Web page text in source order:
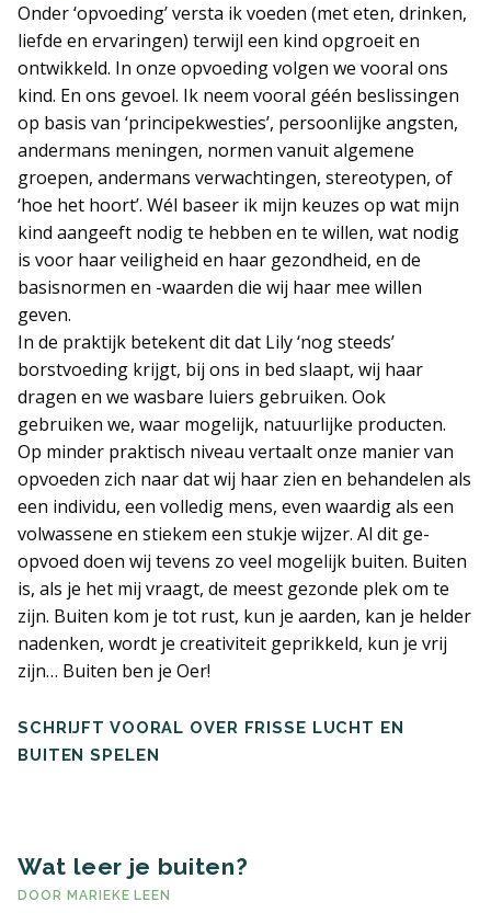
Onder ‘opvoeding’ versta ik voeden (met eten, drinken,
liefde en ervaringen) terwijl een kind opgroeit en
ontwikkeld. In onze opvoeding volgen we vooral ons
kind. En ons gevoel. Ik neem vooral géén beslissingen
op basis van ‘principekwesties’, persoonlijke angsten,
andermans meningen, normen vanuit algemene
groepen, andermans verwachtingen, stereotypen, of
‘hoe het hoort’. Wél baseer ik mijn keuzes op wat mijn
kind aangeeft nodig te hebben en te willen, wat nodig
is voor haar veiligheid en haar gezondheid, en de
basisnormen en -waarden die wij haar mee willen
geven.
In de praktijk betekent dit dat Lily ‘nog steeds’
borstvoeding krijgt, bij ons in bed slaapt, wij haar
dragen en we wasbare luiers gebruiken. Ook
gebruiken we, waar mogelijk, natuurlijke producten.
Op minder praktisch niveau vertaalt onze manier van
opvoeden zich naar dat wij haar zien en behandelen als
een individu, een volledig mens, even waardig als een
volwassene en stiekem een stukje wijzer. Al dit ge-
opvoed doen wij tevens zo veel mogelijk buiten. Buiten
is, als je het mij vraagt, de meest gezonde plek om te
zijn. Buiten kom je tot rust, kun je aarden, kan je helder
nadenken, wordt je creativiteit geprikkeld, kun je vrij
zijn… Buiten ben je Oer!
SCHRIJFT VOORAL OVER FRISSE LUCHT EN
BUITEN SPELEN
Wat leer je buiten?
DOOR MARIEKE LEEN